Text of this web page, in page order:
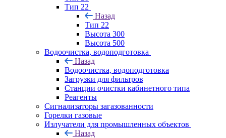
Тип 22
Назад
Тип 22
Высота 300
Высота 500
Водоочистка, водоподготовка
Назад
Водоочистка, водоподготовка
Загрузки для фильтров
Станции очистки кабинетного типа
Реагенты
Сигнализаторы загазованности
Горелки газовые
Излучатели для промышленных объектов
Назад